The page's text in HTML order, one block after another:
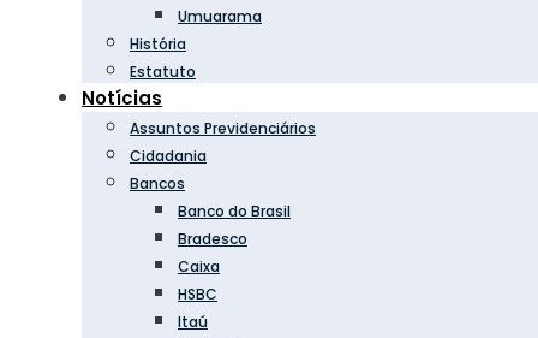
Umuarama
História
Estatuto
Notícias
Assuntos Previdenciários
Cidadania
Bancos
Banco do Brasil
Bradesco
Caixa
HSBC
Itaú